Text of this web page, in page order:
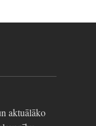
aktuālāko